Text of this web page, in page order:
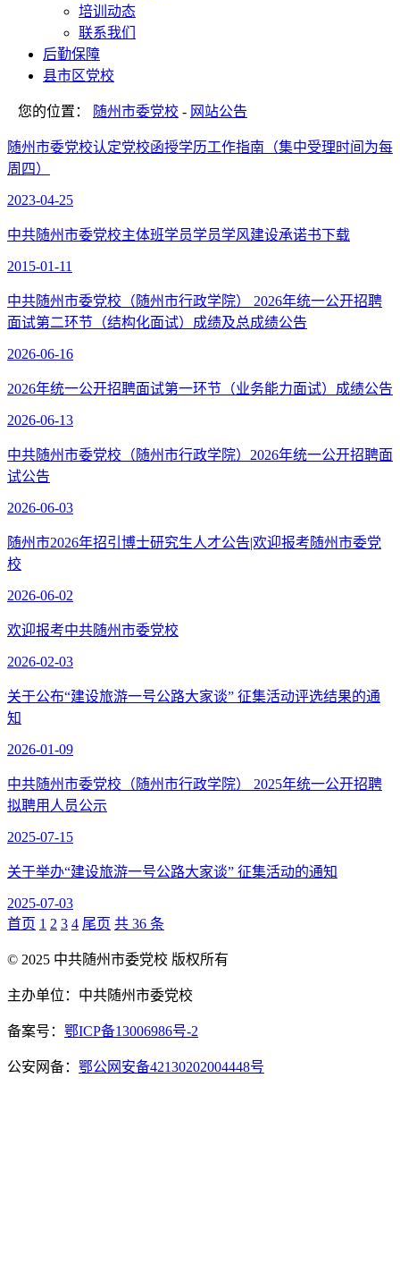
培训动态
联系我们
后勤保障
县市区党校
您的位置： 随州市委党校 - 网站公告
随州市委党校认定党校函授学历工作指南（集中受理时间为每
周四）
2023-04-25
中共随州市委党校主体班学员学员学风建设承诺书下载
2015-01-11
中共随州市委党校（随州市行政学院） 2026年统一公开招聘
面试第二环节（结构化面试）成绩及总成绩公告
2026-06-16
2026年统一公开招聘面试第一环节（业务能力面试）成绩公告
2026-06-13
中共随州市委党校（随州市行政学院）2026年统一公开招聘面
试公告
2026-06-03
随州市2026年招引博士研究生人才公告|欢迎报考随州市委党
校
2026-06-02
欢迎报考中共随州市委党校
2026-02-03
关于公布“建设旅游一号公路大家谈” 征集活动评选结果的通
知
2026-01-09
中共随州市委党校（随州市行政学院） 2025年统一公开招聘
拟聘用人员公示
2025-07-15
关于举办“建设旅游一号公路大家谈” 征集活动的通知
2025-07-03
首页 1 2 3 4 尾页 共 36 条
© 2025 中共随州市委党校 版权所有
主办单位：中共随州市委党校
备案号： 鄂ICP备13006986号-2
公安网备： 鄂公网安备42130202004448号